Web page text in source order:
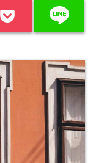
line